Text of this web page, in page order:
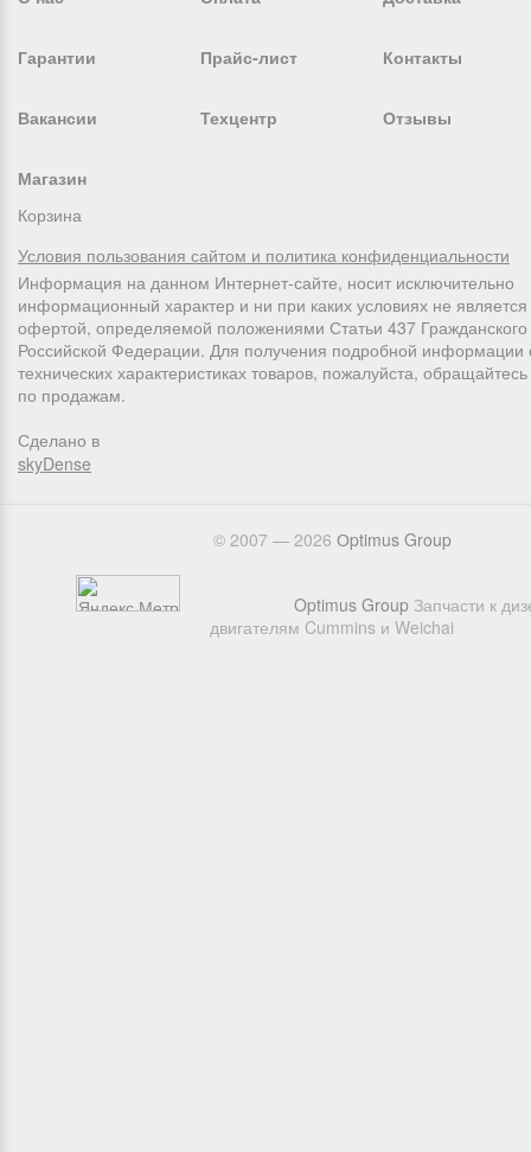
Гарантии Прайс-лист Контакты
Вакансии Техцентр Отзывы
Магазин
Корзина
Условия пользования сайтом и политика конфиденциальности
Информация на данном Интернет-сайте, носит исключительно
информационный характер и ни при каких условиях не
офертой, определяемой положениями Статьи 437 Гражданского
Российской Федерации. Для получения подробной информации
технических характеристиках товаров, пожалуйста,
по продажам.
Сделано в
skyDense
© 2007 — 2026 Оptimus Group
Optimus Group Запчасти к
двигателям Cummins и Weichai